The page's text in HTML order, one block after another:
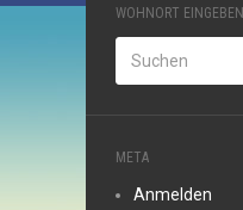
WOHNORT EINGEBEN
META
Anmelden